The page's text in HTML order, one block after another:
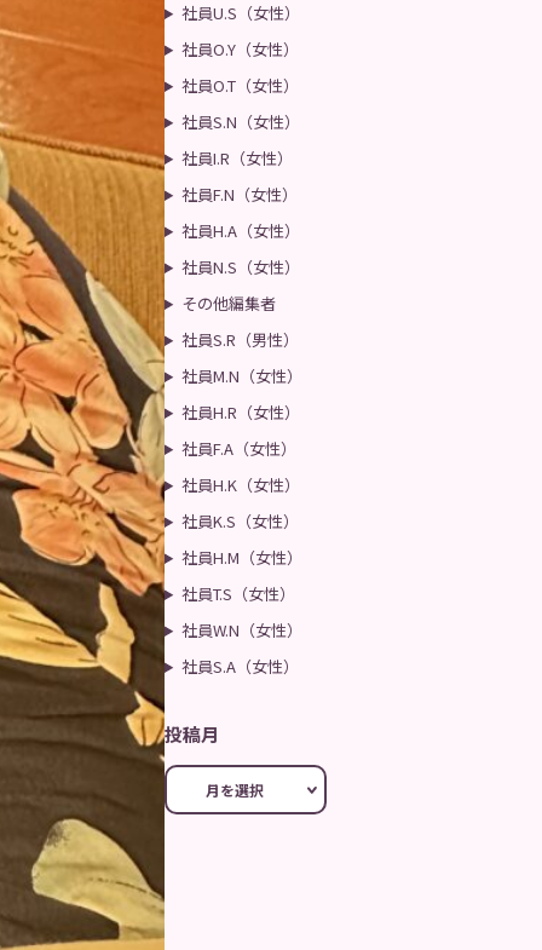
社員U.S（女性）
社員O.Y（女性）
社員O.T（女性）
社員S.N（女性）
社員I.R（女性）
社員F.N（女性）
社員H.A（女性）
社員N.S（女性）
その他編集者
社員S.R（男性）
社員M.N（女性）
社員H.R（女性）
社員F.A（女性）
社員H.K（女性）
社員K.S（女性）
社員H.M（女性）
社員T.S（女性）
社員W.N（女性）
社員S.A（女性）
投稿月